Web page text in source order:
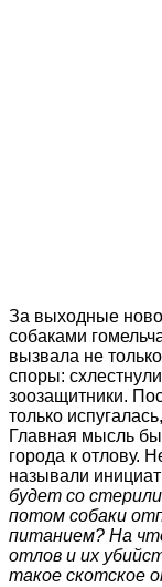
За выходные
собаками
вызвала не
споры:
зоозащитники.
только
Главная мысль
города к отлову.
называли
будет со
потом собаки
питанием? На
отлов и их
такое скотское